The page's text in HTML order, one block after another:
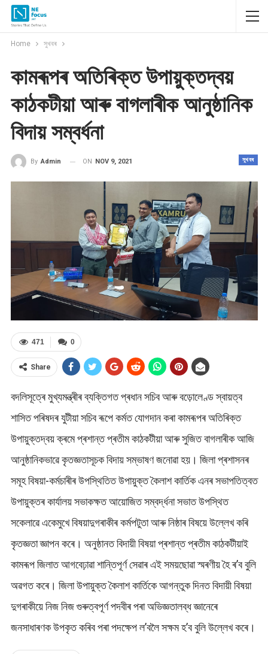
Home সুখবৰ
কামৰূপৰ অতিৰিক্ত উপায়ুক্তদ্বয়
কাঠকটীয়া আৰু বাগলাৰীক আনুষ্ঠানিক
বিদায় সম্বৰ্ধনা
সুখবৰ
By Admin ON NOV 9, 2021
0
471
Share
বদলিসূত্ৰে মুখ্যমন্ত্ৰীৰ ব্যক্তিগত প্ৰধান সচিব আৰু বড়োলেণ্ড স্বায়ত্ব
শাসিত পৰিষদৰ যুটীয়া সচিব ৰূপে কৰ্মত যোগদান কৰা কামৰূপৰ অতিৰিক্ত
উপায়ুক্তদ্বয় ক্ৰমে প্ৰশান্ত প্ৰতীম কাঠকটীয়া আৰু সুজিত বাগলাৰীক আজি
আনুষ্ঠানিকভাৱে কৃতজ্ঞতাসূচক বিদায় সম্ভাষণ জনোৱা হয়। জিলা প্ৰশাসনৰ
সমূহ বিষয়া-কৰ্মচাৰীৰ উপস্থিতিত উপায়ুক্ত কৈলাশ কাৰ্তিক এনৰ সভাপতিত্বত
উপায়ুক্তৰ কাৰ্যালয় সভাকক্ষত আয়োজিত সম্বৰ্দ্ধনা সভাত উপস্থিত
সকেলাৱে একেমুখে বিষয়াদুগৰাকীৰ কৰ্মপটুতা আৰু নিষ্ঠাৰ বিষয়ে উল্লেখ কৰি
কৃতজ্ঞতা জ্ঞাপন কৰে। অনুষ্ঠানত বিদায়ী বিষয়া প্ৰশান্ত প্ৰতীম কাঠকটীয়াই
কামৰূপ জিলাত আগবেঢ়াৱা শান্তিপূৰ্ণ সেৱাৰ এই সময়ছোৱা স্মৰণীয় হৈ ৰ’ব বুলি
অৱগত কৰে। জিলা উপায়ুক্ত কৈলাশ কাৰ্তিকে আগন্তুক দিনত বিদায়ী বিষয়া
দুগৰাকীয়ে নিজ নিজ গুৰুত্বপূৰ্ণ পদবীৰ পৰা অভিজ্ঞতালব্ধ জ্ঞানেৰে
জনসাধাৰণক উপকৃত কৰিব পৰা পদক্ষেপ ল’বলৈ সক্ষম হ’ব বুলি উল্লেখ কৰে।